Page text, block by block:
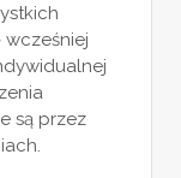
są przez